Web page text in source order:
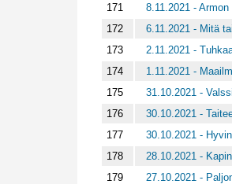
171
8.11.2021 -
172
6.11.2021 - Mitä
173
2.11.2021 -
174
1.11.2021 -
175
31.10.2021 -
176
30.10.2021 -
177
30.10.2021 -
178
28.10.2021 -
179
27.10.2021 -